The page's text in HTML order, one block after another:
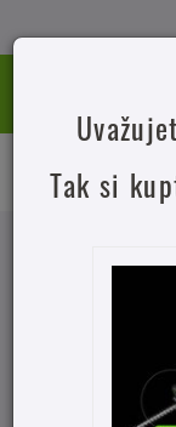
Úvod Prodejní
Tak si